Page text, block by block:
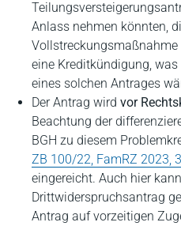
Anlass nehmen könnten,
eine Kreditkündigung,
eines solchen Antrages
Der Antrag wird vor
Beachtung der
BGH zu diesem
ZB 100/22, FamRZ 2023,
eingereicht. Auch hier
Drittwiderspruchsantrag
Antrag auf vorzeitigen